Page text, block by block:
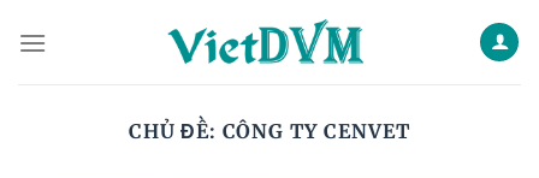
CHỦ ĐỀ: CÔNG TY CENVET